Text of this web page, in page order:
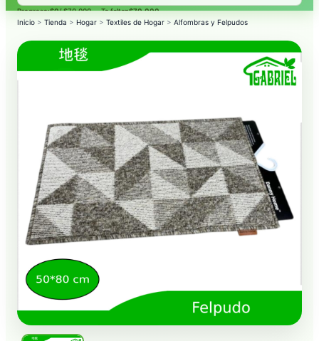
Progreso:$0/ $70.000 — Te faltan$70.000.
Inicio > Tienda > Hogar > Textiles de Hogar > Alfombras y Felpudos